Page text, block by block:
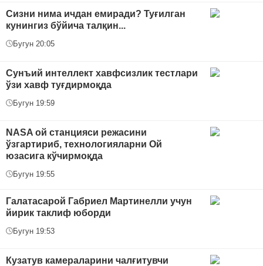
Сизни нима ичдан емиради? Туғилган
кунингиз бўйича талқин...
Бугун 20:05
Сунъий интеллект хавфсизлик тестлари
ўзи хавф туғдирмоқда
Бугун 19:59
NASA ой станцияси режасини
ўзгартириб, технологияларни Ой
юзасига кўчирмоқда
Бугун 19:55
Галатасарой Габриел Мартинелли учун
йирик таклиф юборди
Бугун 19:53
Кузатув камераларини чалғитувчи